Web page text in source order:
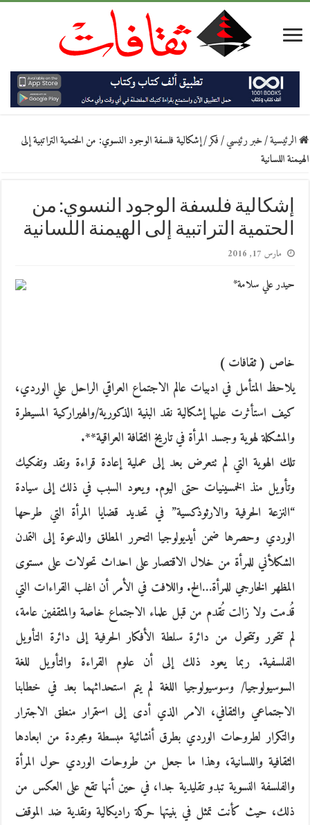
الرئيسية/خبر رئيسي/فكر/إشكالية فلسفة الوجود النسوي: من الحتمية التراتبية إلى
الهيمنة اللسانية
إشكالية فلسفة الوجود النسوي: من
الحتمية التراتبية إلى الهيمنة اللسانية
مارس 17, 2016
حيدر علي سلامة*
خاص ( ثقافات )
يلاحظ المتأمل في ادبيات عالم الاجتماع العراقي الراحل علي الوردي،
كيف استأثرت عليها إشكالية نقد البنية الذكورية/والهيراركية المسيطرة
والمشكلة لهوية وجسد المرأة في تاريخ الثقافة العراقية**.
تلك الهوية التي لم تتعرض بعد إلى عملية إعادة قراءة ونقد وتفكيك
وتأويل منذ الخمسينيات حتى اليوم. ويعود السبب في ذلك إلى سيادة
“النزعة الحرفية والارثوذكسية” في تحديد قضايا المرأة التي طرحها
الوردي وحصرها ضمن أيديولوجيا التحرر المطلق والدعوة إلى التمدن
الشكلأني للمرأة من خلال الاقتصار على احداث تحولات على مستوى
المظهر الخارجي للمرأة…الخ. واللافت في الأمر أن اغلب القراءات التي
قُدمت ولا زالت تُقدم من قبل علماء الاجتماع خاصة والمثقفين عامة،
لم تتحرر وتتحول من دائرة سلطة الأفكار الحرفية إلى دائرة التأويل
الفلسفية. ربما يعود ذلك إلى أن علوم القراءة والتأويل للغة
السوسيولوجيا/ وسوسيولوجيا اللغة لم يتم استحداثهما بعد في خطابنا
الاجتماعي والثقافي، الامر الذي أدى إلى استمرار منطق الاجترار
والتكرار لطروحات الوردي بطرق أنشائية مبسطة ومجردة من ابعادها
الثقافية واللسانية، وهذا ما جعل من طروحات الوردي حول المرأة
والفلسفة النسوية تبدو تقليدية جدا، في حين أنها تقع على العكس من
ذلك، حيث كأنت تمثل في بنيتها حركة راديكالية ونقدية ضد الموقف